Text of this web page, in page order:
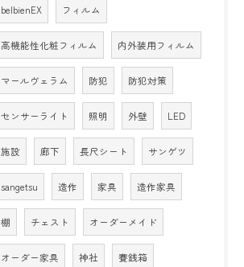
belbienEX フィルム
高機能性化粧フィルム 内外装用フィルム
マールヴェラム 防犯 防犯対策
センサーライト 照明 外壁 LED
施設 廊下 長尺シート サンゲツ
sangetsu 造作 家具 造作家具
棚 チェスト オーダーメイド
オーダー家具 神社 賽銭箱